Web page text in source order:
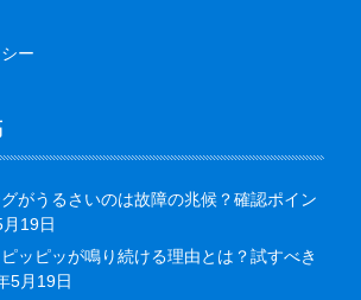
ー
がうるさいのは故障の兆候？確認ポイン
19日
ッピッが鳴り続ける理由とは？試すべき
5月19日